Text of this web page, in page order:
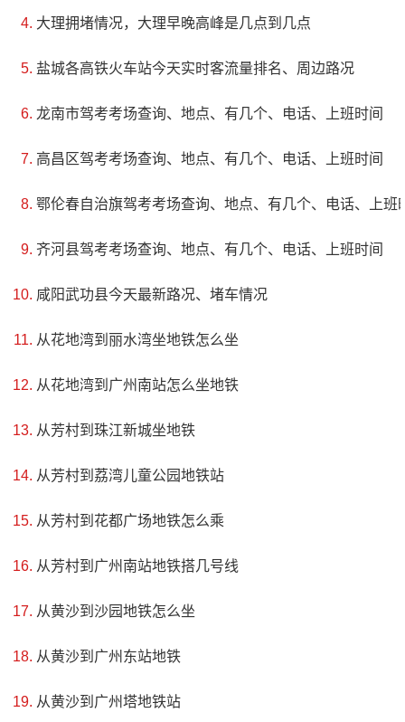
立了庙宇供奉他们，并将其命名为昭显庙。到了明代天启初
年，闽清人又在庙宇内增加了元县尹董祯和明县尹沈源的神
4、中国瓷天下·海丝精灵谷
电话：(0591)38688866
地址：东桥镇高速出口500米处
中国瓷天下位于福州闽清，是一个拥有四千多年陶瓷文
丝申遗备选点”。这个景区是全国首创的“海丝文创旅游景
区”，提供各式各样的游玩项目，包括看五大创意爆品景观、
客体验数千年的历史文化和两万里海丝瓷路风情。
大理拥堵情况，大理早晚高峰是几点到几点
盐城各高铁火车站今天实时客流量排名、周边路况
龙南市驾考考场查询、地点、有几个、电话、上班时间
高昌区驾考考场查询、地点、有几个、电话、上班时间
鄂伦春自治旗驾考考场查询、地点、有几个、电话、上班
齐河县驾考考场查询、地点、有几个、电话、上班时间
咸阳武功县今天最新路况、堵车情况
从花地湾到丽水湾坐地铁怎么坐
从花地湾到广州南站怎么坐地铁
从芳村到珠江新城坐地铁
从芳村到荔湾儿童公园地铁站
从芳村到花都广场地铁怎么乘
从芳村到广州南站地铁搭几号线
从黄沙到沙园地铁怎么坐
从黄沙到广州东站地铁
从黄沙到广州塔地铁站